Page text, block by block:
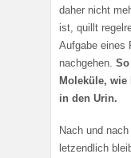
daher nicht
ist, quillt
Aufgabe eines
nachgehen.
Moleküle,
in den Urin.
Nach und
letzendlich